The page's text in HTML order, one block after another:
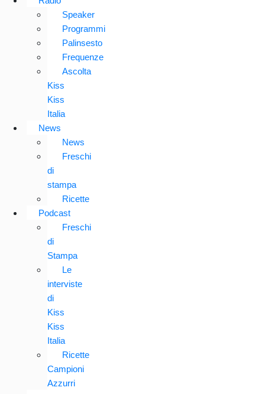
Speaker
Programmi
Palinsesto
Frequenze
Ascolta
Kiss
Kiss
Italia
News
News
Freschi
di
stampa
Ricette
Podcast
Freschi
di
Stampa
Le
interviste
di
Kiss
Kiss
Italia
Ricette
Campioni
Azzurri